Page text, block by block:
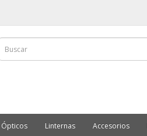
Ópticos Linternas Accesorios